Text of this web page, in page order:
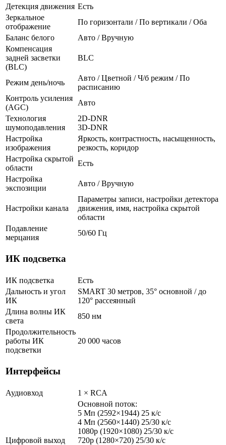
Детекция движения Есть
Зеркальное
отображение
По горизонтали / По вертикали / Оба
Баланс белого
Авто / Вручную
Компенсация
задней засветки
(BLC)
BLC
Режим день/ночь
Авто / Цветной / Ч/б режим / По
расписанию
Контроль усиления
(AGC)
Авто
Технология
шумоподавления
2D-DNR
3D-DNR
Настройка
изображения
Яркость, контрастность, насыщенность,
резкость, коридор
Настройка скрытой
области
Есть
Настройка
экспозиции
Авто / Вручную
Настройки канала
Параметры записи, настройки детектора
движения, имя, настройка скрытой
области
Подавление
мерцания
50/60 Гц
ИК подсветка
ИК подсветка
Есть
Дальность и угол
ИК
SMART 30 метров, 35° основной / до
120° рассеянный
Длина волны ИК
света
850 нм
Продолжительность
работы ИК
подсветки
20 000 часов
Интерфейсы
Аудиовход 1 × RCA
Цифровой выход
Основной поток:
5 Мп (2592×1944) 25 к/с
4 Мп (2560×1440) 25/30 к/с
1080p (1920×1080) 25/30 к/с
720p (1280×720) 25/30 к/с